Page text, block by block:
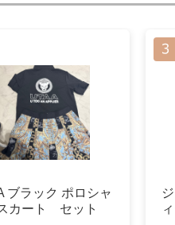
ブラック ポロシャ
カート セット